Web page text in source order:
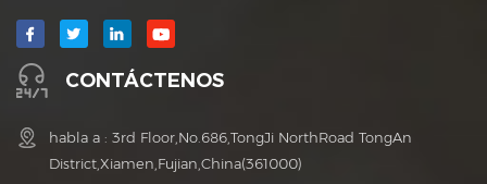
CONTÁCTENOS
habla a : 3rd Floor,No.686,TongJi NorthRoad TongAn
District,Xiamen,Fujian,China(361000)